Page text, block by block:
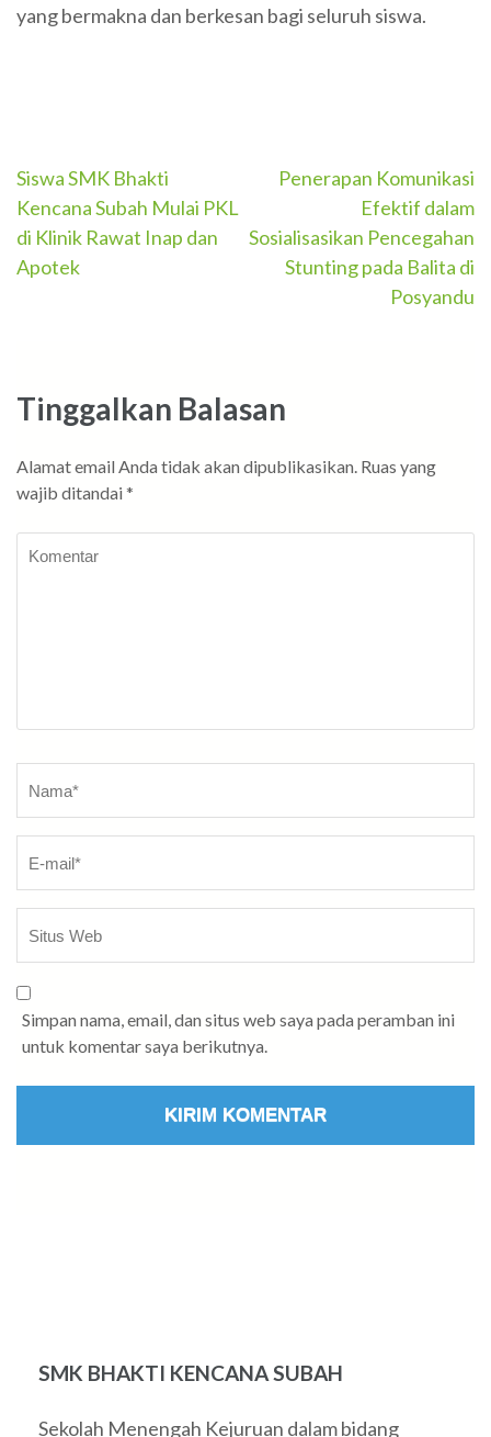
yang bermakna dan berkesan bagi seluruh siswa.
Navigasi
pos
Siswa SMK Bhakti
Kencana Subah Mulai PKL
di Klinik Rawat Inap dan
Apotek
Penerapan Komunikasi
Efektif dalam
Sosialisasikan Pencegahan
Stunting pada Balita di
Posyandu
Tinggalkan Balasan
Alamat email Anda tidak akan dipublikasikan. Ruas yang
wajib ditandai *
Simpan nama, email, dan situs web saya pada peramban ini
untuk komentar saya berikutnya.
SMK BHAKTI KENCANA SUBAH
Sekolah Menengah Kejuruan dalam bidang